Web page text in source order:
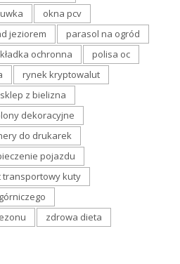
okna pcv
jeziorem
parasol na ogród
ochronna
polisa oc
rynek kryptowalut
sklep z bielizna
dekoracyjne
do drukarek
pojazdu
transportowy kuty
zdrowa dieta